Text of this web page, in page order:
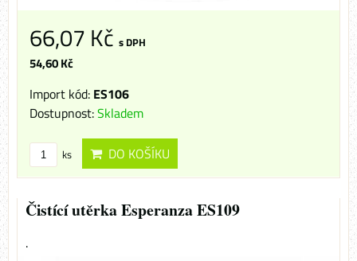
66,07 Kč s DPH
54,60 Kč
Import kód: ES106
Dostupnost:Skladem
ks DO KOŠÍKU
Čistící utěrka Esperanza ES109
.